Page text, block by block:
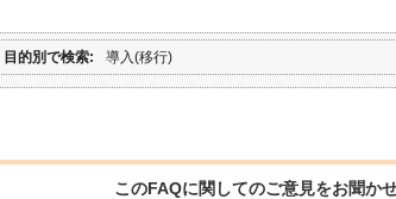
目的別で検索 導入(移行)
このFAQに関してのご意見をお聞かせ